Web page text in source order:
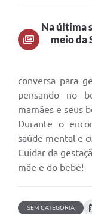
Galeria de Vídeos
Na última
meio da
conversa para
pensando no
mamães e seus
Durante o
saúde mental e
Cuidar da
mãe e do bebê!
SEM CATEGORIA